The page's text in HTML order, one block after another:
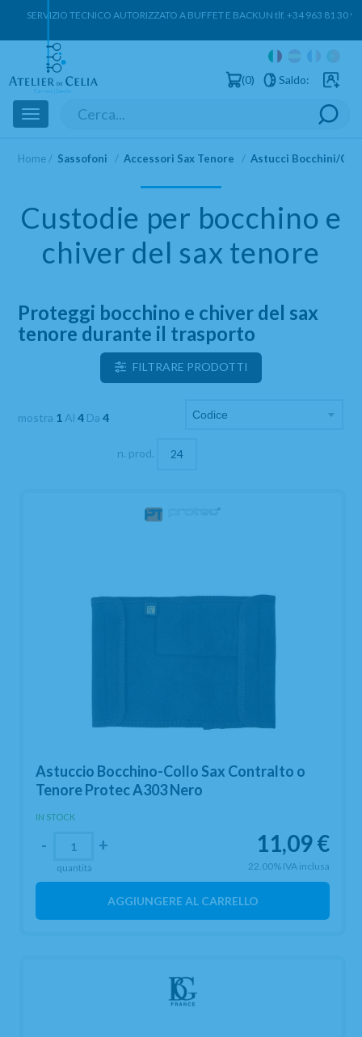
SERVIZIO TECNICO AUTORIZZATO A BUFFET E BACKUN tlf. +34 963 81 30
0 Saldo:
Toggle
navigation
Home Sassofoni Accessori Sax Tenore Astucci Bocchini/
Custodie per bocchino e
chiver del sax tenore
Proteggi bocchino e chiver del sax
tenore durante il trasporto
FILTRARE PRODOTTI
mostra 1Al4 Da4
n. prod.
Astuccio Bocchino-Collo Sax Contralto o
Tenore Protec A303 Nero
IN STOCK
11,09€
22.00% IVA inclusa
- +
quantità
AGGIUNGERE AL CARRELLO